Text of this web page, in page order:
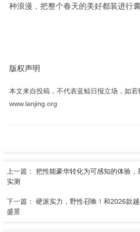
种浪漫，把整个春天的美好都装进行囊
版权声明
本文来自投稿，不代表蓝鲸日报立场，如若
www.lanjing.org
上一篇：把性能豪华转化为可感知的体验，
实测
下一篇：硬派实力，野性召唤！和2026款
盛景